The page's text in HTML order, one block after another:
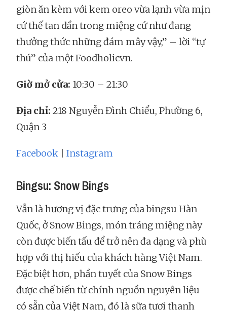
giòn ăn kèm với kem oreo vừa lạnh vừa mịn
cứ thế tan dần trong miệng cứ như đang
thưởng thức những đám mây vậy,” – lời “tự
thú” của một Foodholicvn.
Giờ mở cửa: 10:30 – 21:30
Địa chỉ: 218 Nguyễn Đình Chiểu, Phường 6,
Quận 3
Facebook Instagram
Bingsu: Snow Bings
Vẫn là hương vị đặc trưng của bingsu Hàn
Quốc, ở Snow Bings, món tráng miệng này
còn được biến tấu để trở nên đa dạng và phù
hợp với thị hiếu của khách hàng Việt Nam.
Đặc biệt hơn, phần tuyết của Snow Bings
được chế biến từ chính nguồn nguyên liệu
có sẵn của Việt Nam, đó là sữa tươi thanh